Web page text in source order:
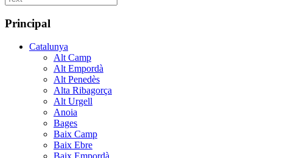
Principal
Catalunya
Alt Camp
Alt Empordà
Alt Penedès
Alta Ribagorça
Alt Urgell
Anoia
Bages
Baix Camp
Baix Ebre